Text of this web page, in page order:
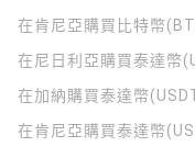
在肯尼亞購買比特幣
在尼日利亞購買泰達幣
在加納購買泰達幣
在肯尼亞購買泰達幣